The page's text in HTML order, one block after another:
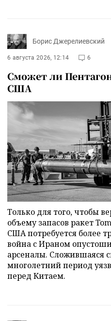
Борис Джерелиевский
6 августа 2026, 12:14 6
Сможет ли
США
Только для того, чтобы
объему запасов ракет
США потребуется более
война с Ираном
арсеналы. Сложившаяся
многолетний период
перед Китаем.